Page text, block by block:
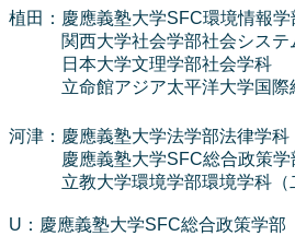
植田：慶應義塾大学SFC環境情報学
関西大学社会学部社会システ
日本大学文理学部社会学科
立命館アジア太平洋大学国際経
河津：慶應義塾大学法学部法律学科
慶應義塾大学SFC総合政策
立教大学環境学部環境学科（二
U：慶應義塾大学SFC総合政策学部